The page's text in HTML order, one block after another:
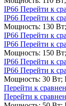
IP66 Перейти к
IP66 Перейти к
Мощность: 130
IP66 Перейти к
IP66 Перейти к
Мощность: 150
IP66 Перейти к
IP66 Перейти к
Мощность: 30 Вт;
Перейти к
Перейти к